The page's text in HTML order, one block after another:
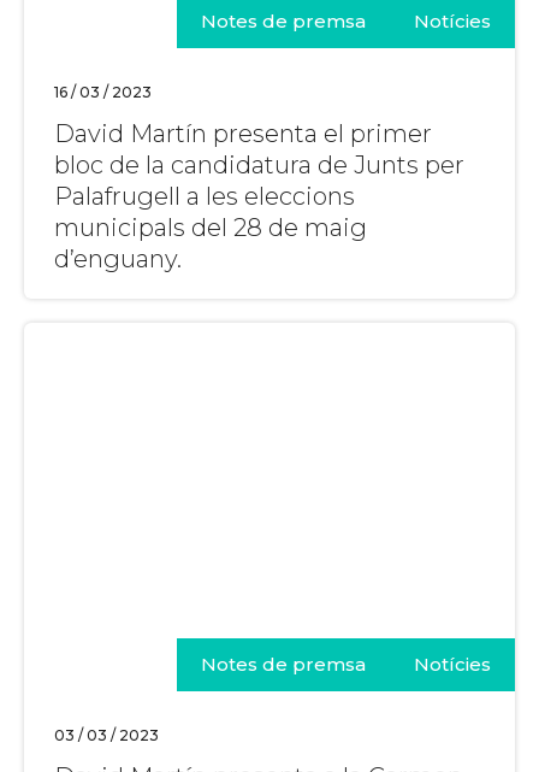
Notes de premsa Notícies
16 / 03 / 2023
David Martín presenta el primer
bloc de la candidatura de Junts per
Palafrugell a les eleccions
municipals del 28 de maig
d’enguany.
Notes de premsa Notícies
03 / 03 / 2023